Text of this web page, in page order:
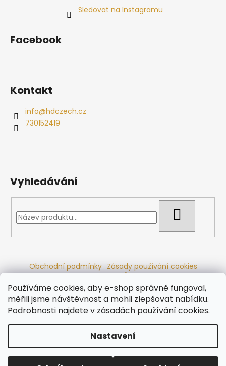
Používáme cookies, aby e-shop správně fungoval,
měřili jsme návštěvnost a mohli zlepšovat nabídku.
Podrobnosti najdete v zásadách používání cookies.
Nastavení
Sledovat na Instagramu
Facebook
Kontakt
info@hdczech.cz
730152419
Vyhledávání
Obchodní podmínky Zásady používání cookies
Ochrana osobních údajů Dřevěné sauny
Odstoupení od smlouvy Reklamační řád Kontakty
Koupací sudy
Radiátory
Copyright 2026Ráj saun. Všechna práva vyhrazena.